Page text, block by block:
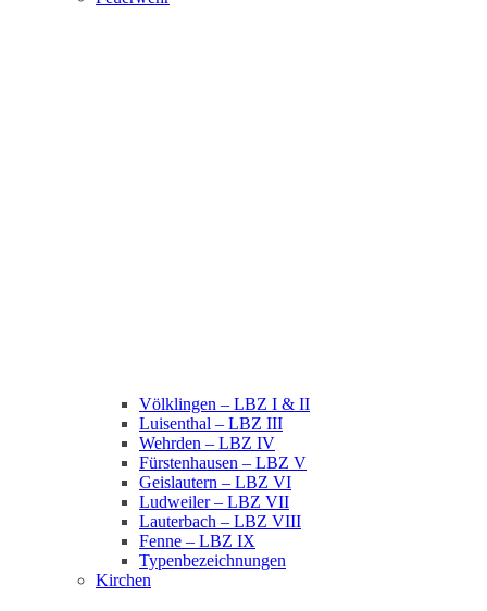
Völklingen – LBZ I & II
Luisenthal – LBZ III
Wehrden – LBZ IV
Fürstenhausen – LBZ V
Geislautern – LBZ VI
Ludweiler – LBZ VII
Lauterbach – LBZ VIII
Fenne – LBZ IX
Typenbezeichnungen
Kirchen